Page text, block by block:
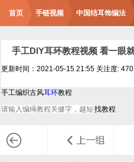
首页 手链视频 中国结耳饰编法
手工DIY耳环教程视频 看一眼
更新时间：2021-05-15 21:55 关注度:
手工编织古风耳环教程